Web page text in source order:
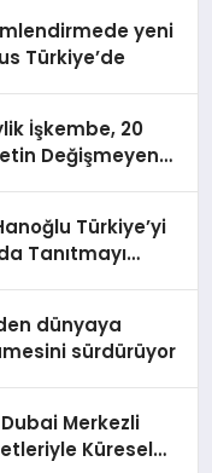
yeni
Türkiye’de
İşkembe, 20
Değişmeyen
Türkiye’yi
Tanıtmayı
dünyaya
sürdürüyor
Merkezli
Küresel